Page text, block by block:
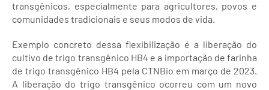
transgênicos, especialmente para agricultores, povos e
comunidades tradicionais e seus modos de vida.
Exemplo concreto dessa flexibilização é a liberação do
cultivo de trigo transgênico HB4 e a importação de farinha
de trigo transgênico HB4 pela CTNBio em março de 2023.
A liberação do trigo transgênico ocorreu com um novo